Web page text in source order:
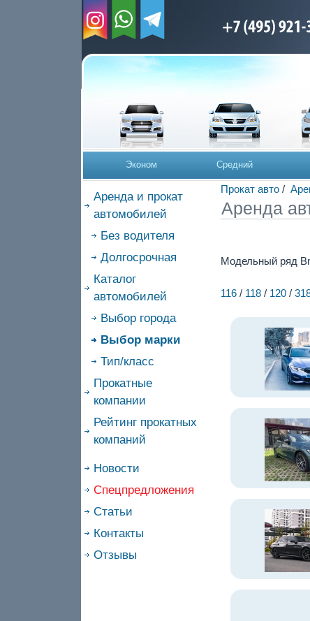
Эконом Средний
Аренда и прокат
автомобилей
Без водителя
Долгосрочная
Каталог
автомобилей
Выбор города
Выбор марки
Тип/класс
Прокатные
компании
Рейтинг прокатных
компаний
Новости
Спецпредложения
Статьи
Контакты
Отзывы
Прокат авто/
Аренда
Модельный ряд
116/ 118/ 120/